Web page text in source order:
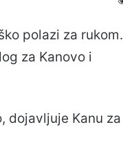
polazi za rukom.
za Kanovo i
dojavljuje Kanu za